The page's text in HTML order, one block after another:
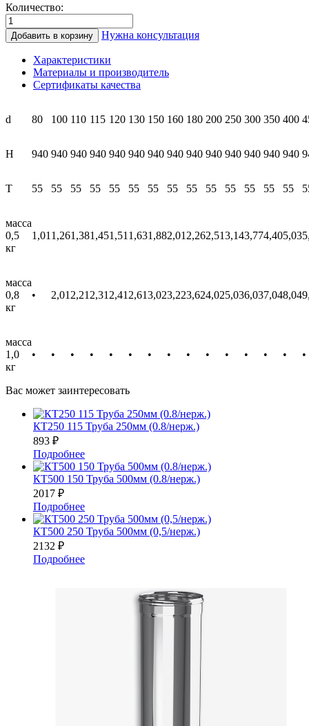
Количество:
Количество
товара
КТ1000
Труба
1000мм
Добавить в корзину Нужна консультация
Характеристики
Материалы и производитель
Сертификаты качества
d 80 100 110 115 120 130 150 160 180 200 250 300 350 400
Н 940 940 940 940 940 940 940 940 940 940 940 940 940 940
T 55 55 55 55 55 55 55 55 55 55 55 55 55 55
масса
0,5
кг
1,01 1,261,381,451,51 1,631,882,01 2,262,513,143,774,405,03
масса
0,8
кг
• 2,01 2,21 2,31 2,41 2,613,023,223,624,025,036,037,048,04
масса
1,0
кг
• • • • • • • • • • • • • • •
Вас может заинтересовать
КТ250 115 Труба 250мм (0.8/нерж.)
893 ₽
Подробнее
КТ500 150 Труба 500мм (0.8/нерж.)
2017 ₽
Подробнее
КТ500 250 Труба 500мм (0,5/нерж.)
2132 ₽
Подробнее